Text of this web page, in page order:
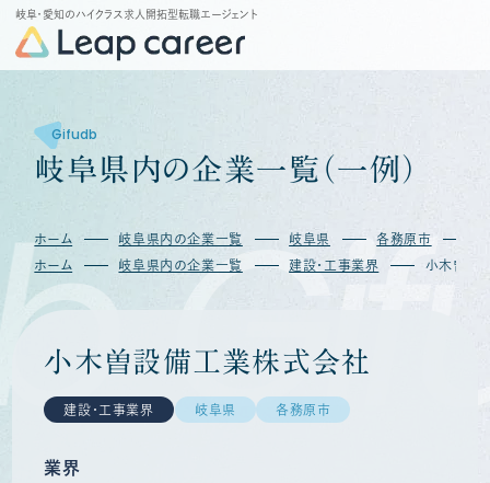
岐阜・愛知のハイクラス求人開拓型転職エージェント
Gifudb
岐阜県 内の企業一覧 （ 一例 ）
ホーム 岐阜県内の企業一覧 岐阜県 各務原市
ホーム
岐阜県内の企業一覧 建設・工事業界 小木曽設
小木曽設備工業株式会社
建設・工事業界 岐阜県 各務原市
業界